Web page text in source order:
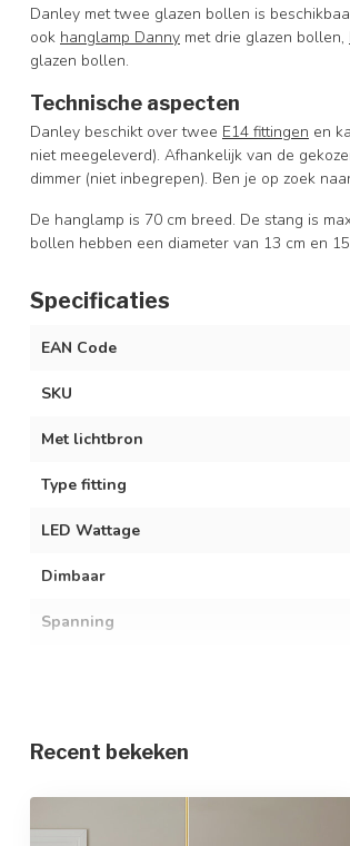
Danley met twee glazen bollen is
ook hanglamp Danny met drie glazen bollen,
glazen bollen.
Technische aspecten
Danley beschikt over twee E14 fittingen en
niet meegeleverd). Afhankelijk van de
dimmer (niet inbegrepen). Ben je op zoek
De hanglamp is 70 cm breed. De stang is
bollen hebben een diameter van 13 cm en
Specificaties
EAN Code
SKU
Met lichtbron
Type fitting
LED Wattage
Dimbaar
Spanning
Materiaal
Recent bekeken